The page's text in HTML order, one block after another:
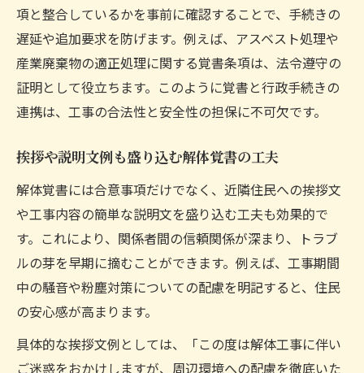
項と整合しているかを事前に確認することで、手続きの
遅延や追加要求を防げます。例えば、アスベスト処理や
産業廃棄物の適正処理に関する覚書条項は、法令遵守の
証明として役立ちます。このように覚書と行政手続きの
連携は、工事の合法性と安全性の担保に不可欠です。
挨拶や説明文例も盛り込む解体覚書の工夫
解体覚書には合意事項だけでなく、近隣住民への挨拶文
や工事内容の簡単な説明文を盛り込む工夫も効果的で
す。これにより、関係者間の信頼関係が深まり、トラブ
ルの芽を早期に摘むことができます。例えば、工事期間
中の騒音や粉塵対策についての配慮を明記すると、住民
の安心感が高まります。
具体的な挨拶文例としては、「この度は解体工事に伴い
ご迷惑をおかけしますが、周辺環境への配慮を徹底いた